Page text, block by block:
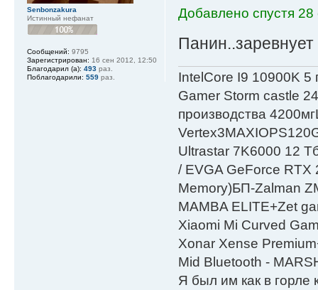
Добавлено спустя 28
IntelСore I9 10900K 5
Gamer Storm castle
производства
Ultrastar 7K6000 12
/ EVGA GeForce RTX
Мemory)БП-Zalman
MAMBA ELITE+Zet
Xiaomi Mi Curved
Xonar Xense
Mid Bluetooth -
Я был им как в горле
Senbonzakura
Истинный нефанат
Сообщений: 9795
Зарегистрирован: 16 сен 2012, 12:50
Благодарил (а): 493 раз.
Поблагодарили: 559 раз.